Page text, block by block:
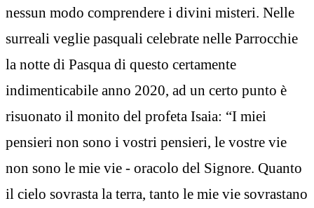
nessun modo comprendere i divini misteri. Nelle
surreali veglie pasquali celebrate nelle Parrocchie
la notte di Pasqua di questo certamente
indimenticabile anno 2020, ad un certo punto è
risuonato il monito del profeta Isaia: “I miei
pensieri non sono i vostri pensieri, le vostre vie
non sono le mie vie - oracolo del Signore. Quanto
il cielo sovrasta la terra, tanto le mie vie sovrastano